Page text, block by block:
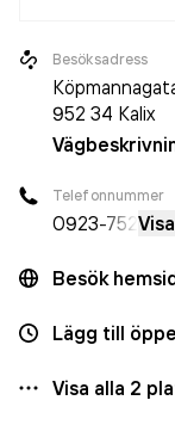
Besöksadress
952 34 Kalix
Telefonnummer
0923-752
Besök
Lägg till
Visa alla 2